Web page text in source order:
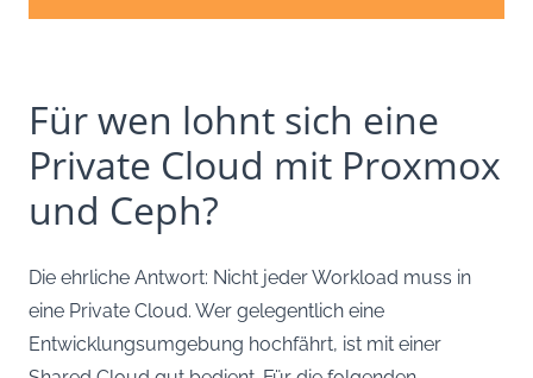
Für wen lohnt sich eine
Private Cloud mit Proxmox
und Ceph?
Die ehrliche Antwort: Nicht jeder Workload muss in
eine Private Cloud. Wer gelegentlich eine
Entwicklungsumgebung hochfährt, ist mit einer